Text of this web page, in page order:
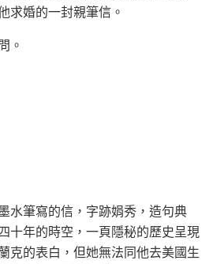
求婚的一封親筆信。
。
水筆寫的信，字跡娟秀，造句典
十年的時空，一頁隱秘的歷史呈現
克的表白，但她無法同他去美國生